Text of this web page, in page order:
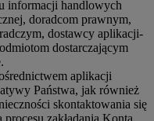
informacji handlowych
doradcom prawnym,
dostawcy aplikacji-
dostarczającym
aplikacji
Państwa, jak również
skontaktowania się
zakładania Konta